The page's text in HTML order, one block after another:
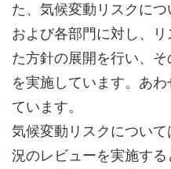
た、気候変動リスクに
および各部門に対し、
た方針の展開を行い、
を実施しています。あ
ています。
気候変動リスクについ
況のレビューを実施す